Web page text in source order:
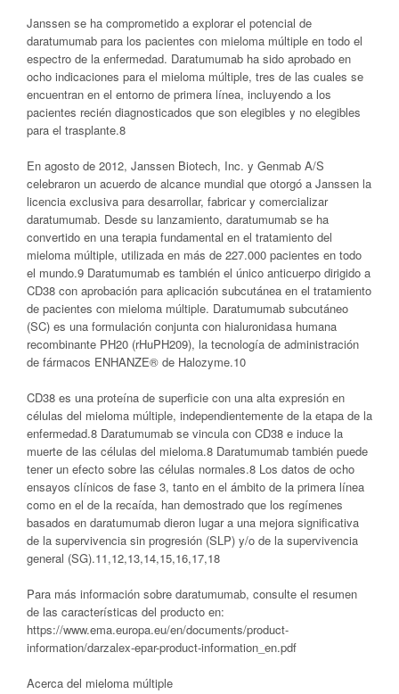
Janssen se ha comprometido a explorar el potencial de
daratumumab para los pacientes con mieloma múltiple en todo el
espectro de la enfermedad. Daratumumab ha sido aprobado en
ocho indicaciones para el mieloma múltiple, tres de las cuales se
encuentran en el entorno de primera línea, incluyendo a los
pacientes recién diagnosticados que son elegibles y no elegibles
para el trasplante.8
En agosto de 2012, Janssen Biotech, Inc. y Genmab A/S
celebraron un acuerdo de alcance mundial que otorgó a Janssen la
licencia exclusiva para desarrollar, fabricar y comercializar
daratumumab. Desde su lanzamiento, daratumumab se ha
convertido en una terapia fundamental en el tratamiento del
mieloma múltiple, utilizada en más de 227.000 pacientes en todo
el mundo.9 Daratumumab es también el único anticuerpo dirigido a
CD38 con aprobación para aplicación subcutánea en el tratamiento
de pacientes con mieloma múltiple. Daratumumab subcutáneo
(SC) es una formulación conjunta con hialuronidasa humana
recombinante PH20 (rHuPH209), la tecnología de administración
de fármacos ENHANZE® de Halozyme.10
CD38 es una proteína de superficie con una alta expresión en
células del mieloma múltiple, independientemente de la etapa de la
enfermedad.8 Daratumumab se vincula con CD38 e induce la
muerte de las células del mieloma.8 Daratumumab también puede
tener un efecto sobre las células normales.8 Los datos de ocho
ensayos clínicos de fase 3, tanto en el ámbito de la primera línea
como en el de la recaída, han demostrado que los regímenes
basados en daratumumab dieron lugar a una mejora significativa
de la supervivencia sin progresión (SLP) y/o de la supervivencia
general (SG).11,12,13,14,15,16,17,18
Para más información sobre daratumumab, consulte el resumen
de las características del producto en:
https://www.ema.europa.eu/en/documents/product-
information/darzalex-epar-product-information_en.pdf
Acerca del mieloma múltiple